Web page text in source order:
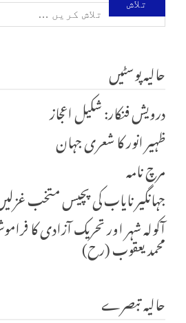
تلاش
برائے:
حالیہ پوسٹیں
درویش فنکار: شکیل اعجاز
ظہیر انور کا شعری جہان
مرچ نامہ
جہانگیر نایاب کی پچیس متخب
آکولہ شہر اور تحریک آزادی کا
محمد یعقوب (رح)
حالیہ تبصرے